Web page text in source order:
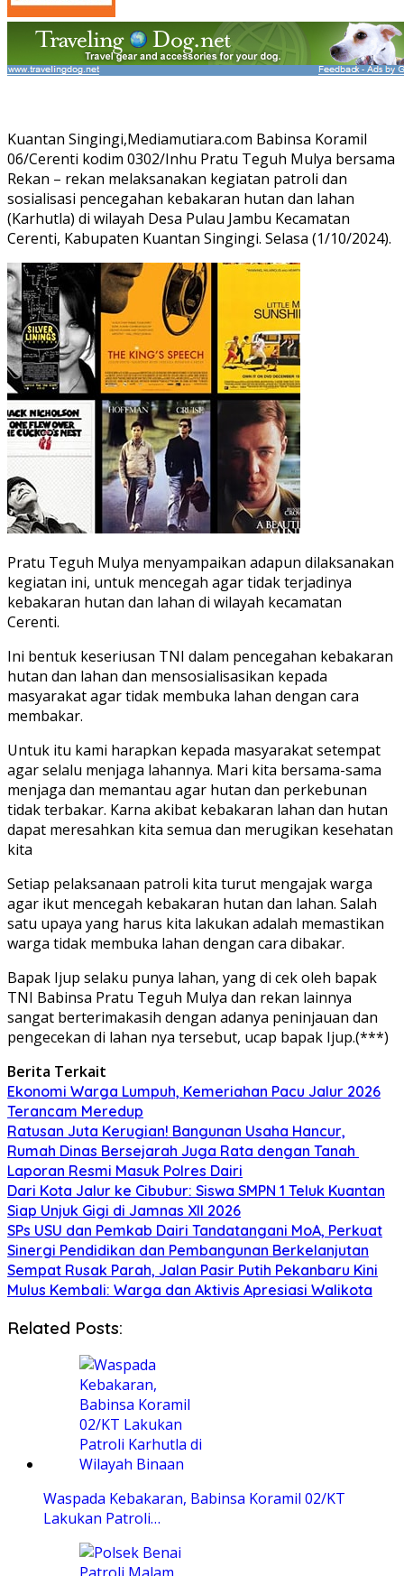
Kuantan Singingi,Mediamutiara.com Babinsa Koramil
06/Cerenti kodim 0302/Inhu Pratu Teguh Mulya bersama
Rekan – rekan melaksanakan kegiatan patroli dan
sosialisasi pencegahan kebakaran hutan dan lahan
(Karhutla) di wilayah Desa Pulau Jambu Kecamatan
Cerenti, Kabupaten Kuantan Singingi. Selasa (1/10/2024).
Pratu Teguh Mulya menyampaikan adapun dilaksanakan
kegiatan ini, untuk mencegah agar tidak terjadinya
kebakaran hutan dan lahan di wilayah kecamatan
Cerenti.
Ini bentuk keseriusan TNI dalam pencegahan kebakaran
hutan dan lahan dan mensosialisasikan kepada
masyarakat agar tidak membuka lahan dengan cara
membakar.
Untuk itu kami harapkan kepada masyarakat setempat
agar selalu menjaga lahannya. Mari kita bersama-sama
menjaga dan memantau agar hutan dan perkebunan
tidak terbakar. Karna akibat kebakaran lahan dan hutan
dapat meresahkan kita semua dan merugikan kesehatan
kita
Setiap pelaksanaan patroli kita turut mengajak warga
agar ikut mencegah kebakaran hutan dan lahan. Salah
satu upaya yang harus kita lakukan adalah memastikan
warga tidak membuka lahan dengan cara dibakar.
Bapak Ijup selaku punya lahan, yang di cek oleh bapak
TNI Babinsa Pratu Teguh Mulya dan rekan lainnya
sangat berterimakasih dengan adanya peninjauan dan
pengecekan di lahan nya tersebut, ucap bapak Ijup.(***)
Berita Terkait
Ekonomi Warga Lumpuh, Kemeriahan Pacu Jalur 2026
Terancam Meredup
Ratusan Juta Kerugian! Bangunan Usaha Hancur,
Rumah Dinas Bersejarah Juga Rata dengan Tanah
Laporan Resmi Masuk Polres Dairi
Dari Kota Jalur ke Cibubur: Siswa SMPN 1 Teluk Kuantan
Siap Unjuk Gigi di Jamnas XII 2026
SPs USU dan Pemkab Dairi Tandatangani MoA, Perkuat
Sinergi Pendidikan dan Pembangunan Berkelanjutan
Sempat Rusak Parah, Jalan Pasir Putih Pekanbaru Kini
Mulus Kembali: Warga dan Aktivis Apresiasi Walikota
Related Posts:
Waspada Kebakaran, Babinsa Koramil 02/KT
Lakukan Patroli…